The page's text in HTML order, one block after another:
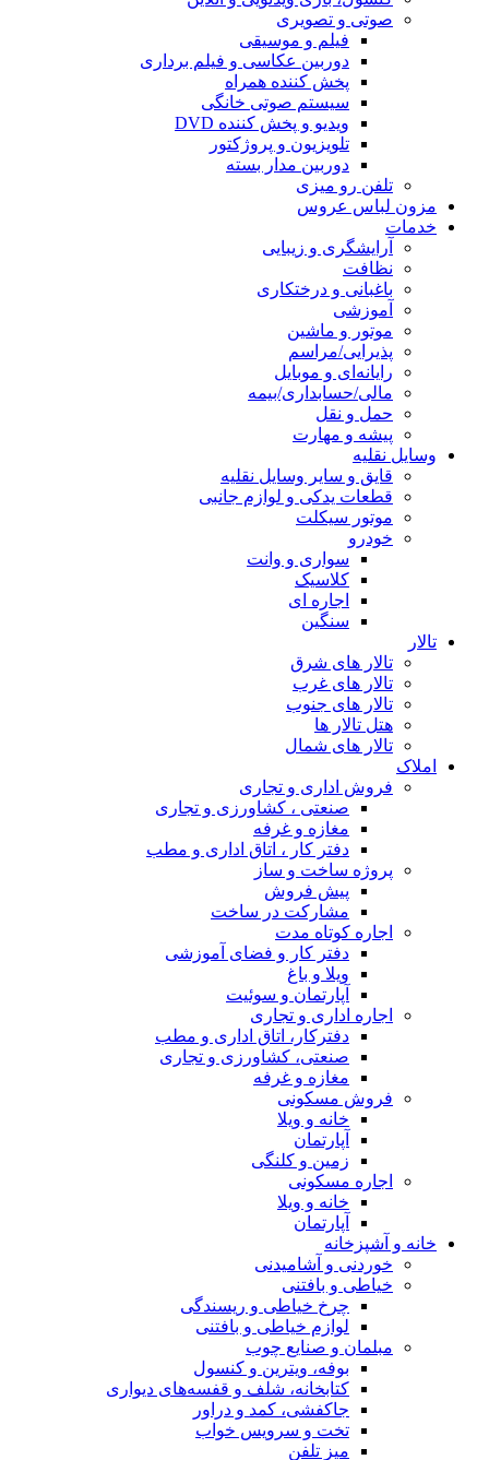
صوتی و تصویری
فیلم و موسیقی
دوربین عکاسی و فیلم برداری
پخش کننده همراه
سیستم صوتی خانگی
ویدیو و پخش کننده DVD
تلویزیون و پروژکتور
دوربین مدار بسته
تلفن رو میزی
مزون لباس عروس
خدمات
آرایشگری و زیبایی
نظافت
باغبانی و درختکاری
آموزشی
موتور و ماشین
پذیرایی/مراسم
رایانه‌ای و موبایل
مالی/حسابداری/بیمه
حمل و نقل
پیشه و مهارت
وسایل نقلیه
قایق و سایر وسایل نقلیه
قطعات یدکی و لوازم جانبی
موتور سیکلت
خودرو
سواری و وانت
کلاسیک
اجاره ای
سنگین
تالار
تالار های شرق
تالار های غرب
تالار های جنوب
هتل تالار ها
تالار های شمال
املاک
فروش اداری و تجاری
صنعتی ، کشاورزی و تجاری
مغازه و غرفه
دفتر کار ، اتاق اداری و مطب
پروژه ساخت و ساز
پیش فروش
مشارکت در ساخت
اجاره کوتاه مدت
دفتر کار و فضای آموزشی
ویلا و باغ
آپارتمان و سوئیت
اجاره اداری و تجاری
دفترکار، اتاق اداری و مطب
صنعتی، کشاورزی و تجاری
مغازه و غرفه
فروش مسکونی
خانه و ویلا
آپارتمان
زمین و کلنگی
اجاره مسکونی
خانه و ویلا
آپارتمان
خانه و آشپزخانه
خوردنی و آشامیدنی
خیاطی و بافتنی
چرخ خیاطی و ریسندگی
لوازم خیاطی و بافتنی
مبلمان و صنایع چوب
بوفه، ویترین و کنسول
کتابخانه، شلف و قفسه‌های دیواری
جاکفشی، کمد و دراور
تخت و سرویس خواب
میز تلفن